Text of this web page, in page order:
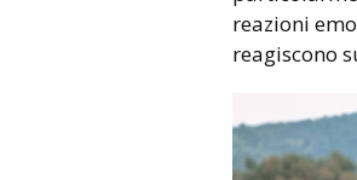
reazioni
reagiscono